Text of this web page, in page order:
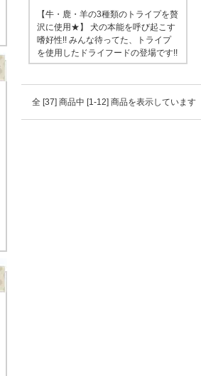
【牛・鹿・羊の3種類のトライプを贅
沢に使用★】 犬の本能を呼び起こす
嗜好性!! みんな待ってた、トライプ
を使用したドライフードの登場です!!
全 [37] 商品中 [1-12] 商品を表示しています